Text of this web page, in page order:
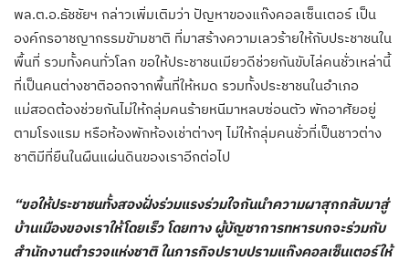
พล.ต.อ.ธัชชัยฯ กล่าวเพิ่มเติมว่า ปัญหาของแก๊งคอลเซ็นเตอร์ เป็น
องค์กรอาชญากรรมขัามชาติ ที่มาสร้างความเลวร้ายให้กับประชาชนใน
พื้นที่ รวมทั้งคนทั่วโลก ขอให้ประชาชนเมียวดีช่วยกันขับไล่คนชั่วเหล่านี้
ที่เป็นคนต่างชาติออกจากพื้นที่ให้หมด รวมทั้งประชาชนในอำเภอ
แม่สอดต้องช่วยกันไม่ให้กลุ่มคนร้ายหนีมาหลบซ่อนตัว พักอาศัยอยู่
ตามโรงแรม หรือห้องพักห้องเช่าต่างๆ ไม่ให้กลุ่มคนชั่วที่เป็นชาวต่าง
ชาติมีที่ยืนในผืนแผ่นดินของเราอีกต่อไป
“ขอให้ประชาชนทั้งสองฝั่งร่วมแรงร่วมใจกันนำความผาสุกกลับมาสู่
บ้านเมืองของเราให้โดยเร็ว โดยทาง ผู้บัญชาการทหารบกจะร่วมกับ
สำนักงานตำรวจแห่งชาติ ในภารกิจปราบปรามแก๊งคอลเซ็นเตอร์ให้